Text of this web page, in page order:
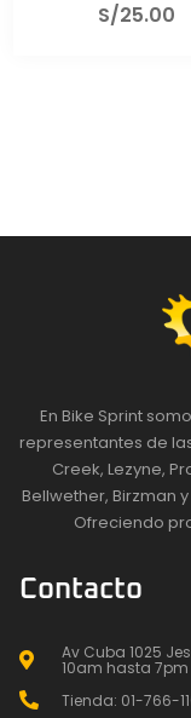
S/25.00
En Bike Sprint
representantes de
Creek, Lezyne,
Bellwether, Birzman
Ofreciendo
Contacto
Av Cuba 1025
10am hasta 7pm
Tienda: 01-766-